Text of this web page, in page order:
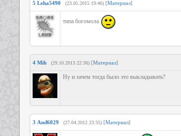
5 Leha5490 (23.05.2015 19:46) [Материал]
типа богомола
4 Mih (29.10.2013 22:36) [Материал]
Ну и зачем тогда было это выкладывать?
3 And6029 (27.04.2012 23:35) [Материал]